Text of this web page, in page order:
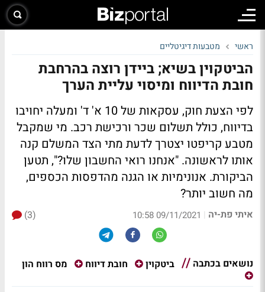
ראשי מטבעות דיגיטליים
הביטקוין בשיא; ביידן רוצה בהרחבת
חובת הדיווח ומיסוי עליית הערך
לפי הצעת חוק, עסקאות של 10 א' ד' ומעלה יחויבו
בדיווח, כולל תשלום שכר ורכישת רכב. מי שמקבל
מטבע קריפטו יצטרך לדעת מתי הצד המשלם קנה
אותו לראשונה. "אנחנו רואי החשבון שלו?", תטען
הביקורת. אנונימיות או הגנה מהדפסות הכספים,
מה חשוב יותר?
איתי פת-יה |
09/11/2021 10:58
(3)
נושאים בכתבה ביטקוין חובת דיווח מס רווח הון